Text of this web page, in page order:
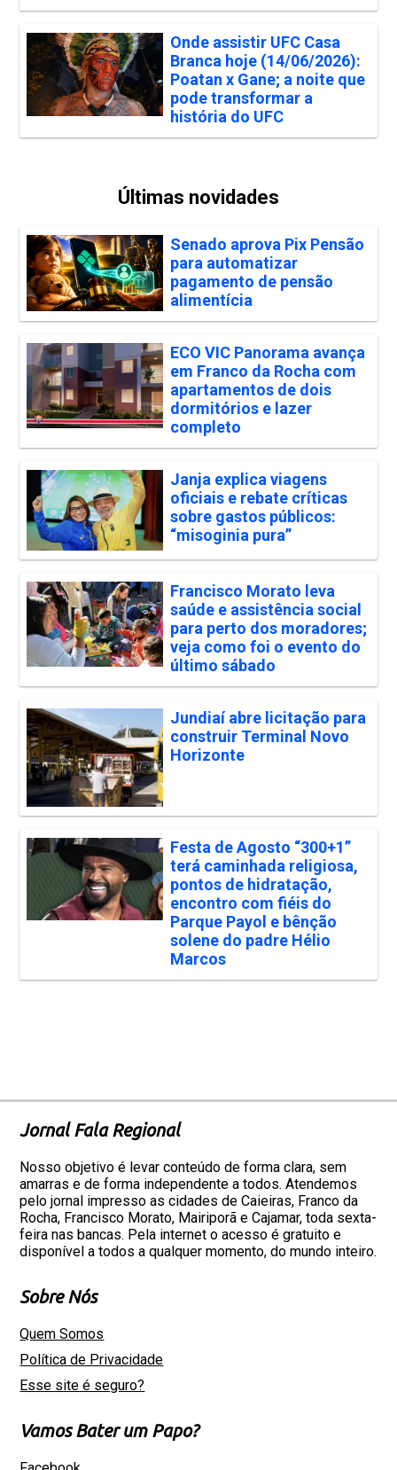
Onde assistir UFC Casa
Branca hoje (14/06/2026):
Poatan x Gane; a noite que
pode transformar a
história do UFC
Últimas novidades
Senado aprova Pix Pensão
para automatizar
pagamento de pensão
alimentícia
ECO VIC Panorama avança
em Franco da Rocha com
apartamentos de dois
dormitórios e lazer
completo
Janja explica viagens
oficiais e rebate críticas
sobre gastos públicos:
“misoginia pura”
Francisco Morato leva
saúde e assistência social
para perto dos moradores;
veja como foi o evento do
último sábado
Jundiaí abre licitação para
construir Terminal Novo
Horizonte
Festa de Agosto “300+1”
terá caminhada religiosa,
pontos de hidratação,
encontro com fiéis do
Parque Payol e bênção
solene do padre Hélio
Marcos
Jornal Fala Regional
Nosso objetivo é levar conteúdo de forma clara, sem
amarras e de forma independente a todos. Atendemos
pelo jornal impresso as cidades de Caieiras, Franco da
Rocha, Francisco Morato, Mairiporã e Cajamar, toda sexta-
feira nas bancas. Pela internet o acesso é gratuito e
disponível a todos a qualquer momento, do mundo inteiro.
Sobre Nós
Quem Somos
Política de Privacidade
Esse site é seguro?
Vamos Bater um Papo?